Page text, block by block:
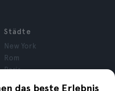
das beste Erlebnis
Städte
New York
Rom
Paris